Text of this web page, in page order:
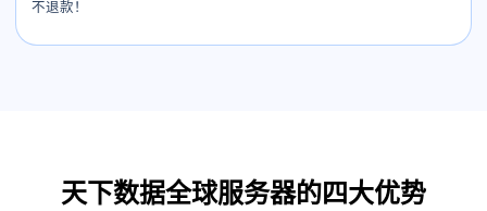
不退款！
天下数据全球服务器的四大优势